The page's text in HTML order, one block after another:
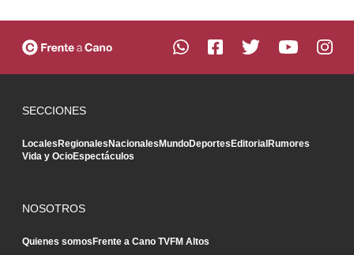
SECCIONES
LocalesRegionalesNacionalesMundoDeportesEditorialRumores
Vida y OcioEspectáculos
NOSOTROS
Quienes somosFrente a Cano TVFM Altos